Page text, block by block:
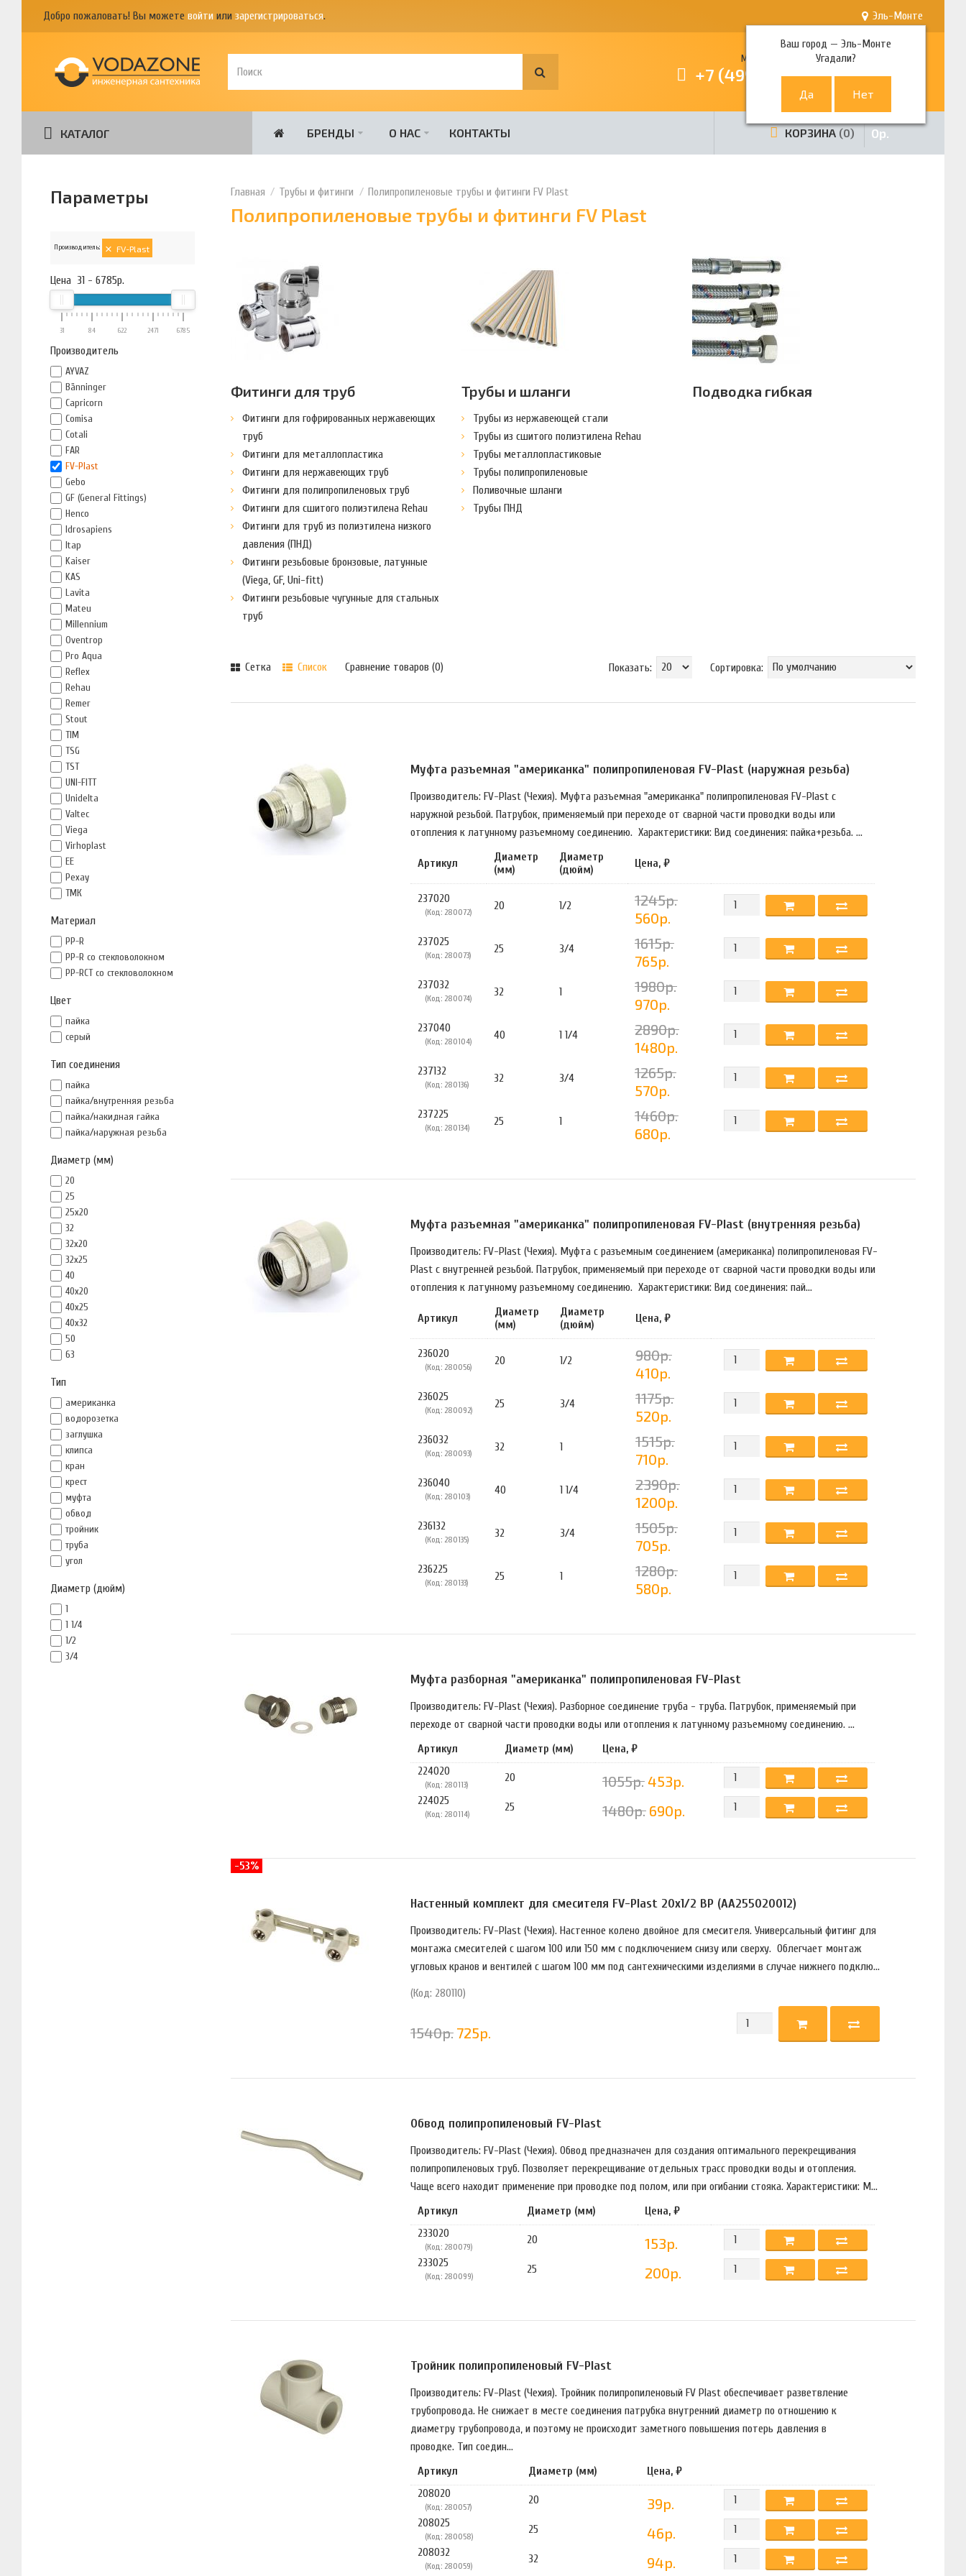
Добро пожаловать! Вы можете войти или зарегистрироваться. Эль-Монте
Ваш город —Эль-Монте
Угадали?
Многоканальный телефон
+7 (499) 380-80-80
КАТАЛОГ БРЕНДЫ О НАС КОНТАКТЫ КОРЗИНА 0 0р.
Трубы и фитинги Полипропиленовые трубы и фитинги FV Plast
Полипропиленовые трубы и фитинги FV Plast
Фитинги для труб
Фитинги для гофрированных нержавеющих
труб
Фитинги для металлопластика
Фитинги для нержавеющих труб
Фитинги для полипропиленовых труб
Фитинги для сшитого полиэтилена Rehau
Фитинги для труб из полиэтилена низкого
давления (ПНД)
Фитинги резьбовые бронзовые, латунные
(Viega, GF, Uni-fitt)
Фитинги резьбовые чугунные для стальных
труб
Трубы и шланги
Трубы из нержавеющей стали
Трубы из сшитого полиэтилена Rehau
Трубы металлопластиковые
Трубы полипропиленовые
Поливочные шланги
Трубы ПНД
Подводка гибкая
Сетка Список Сравнение товаров (0) Показать: Сортировка:
Муфта разъемная "американка" полипропиленовая FV-Plast (наружная резьба)
Производитель: FV-Plast (Чехия). Муфта разъемная "американка" полипропиленовая FV-Plast с
наружной резьбой. Патрубок, применяемый при переходе от сварной части проводки воды или
отопления к латунному разъемному соединению. Характеристики: Вид соединения: пайка+резьба. ...
Артикул
Диаметр
(мм)
Диаметр
(дюйм)
Цена, ₽
237020
(Код: 280072) 20 1/2
1245р.
560р.
237025
(Код: 280073) 25 3/4
1615р.
765р.
237032
(Код: 280074) 32 1
1980р.
970р.
237040
(Код: 280104) 40 1 1/4
2890р.
1480р.
237132
(Код: 280136) 32 3/4
1265р.
570р.
237225
(Код: 280134) 25 1
1460р.
680р.
Муфта разъемная "американка" полипропиленовая FV-Plast (внутренняя резьба)
Производитель: FV-Plast (Чехия). Муфта с разъемным соединением (американка) полипропиленовая FV-
Plast с внутренней резьбой. Патрубок, применяемый при переходе от сварной части проводки воды или
отопления к латунному разъемному соединению. Характеристики: Вид соединения: пай...
Артикул
Диаметр
(мм)
Диаметр
(дюйм)
Цена, ₽
236020
(Код: 280056) 20 1/2
980р.
410р.
236025
(Код: 280092) 25 3/4
1175р.
520р.
236032
(Код: 280093) 32 1
1515р.
710р.
236040
(Код: 280103) 40 1 1/4
2390р.
1200р.
236132
(Код: 280135) 32 3/4
1505р.
705р.
236225
(Код: 280133) 25 1
1280р.
580р.
Муфта разборная "американка" полипропиленовая FV-Plast
Производитель: FV-Plast (Чехия). Разборное соединение труба - труба. Патрубок, применяемый при
переходе от сварной части проводки воды или отопления к латунному разъемному соединению. ...
Артикул
Диаметр (мм)
Цена, ₽
224020
(Код: 280113)
20 1055р. 453р.
224025
(Код: 280114)
25 1480р. 690р.
Настенный комплект для смесителя FV-Plast 20х1/2 ВР (AA255020012)
Производитель: FV-Plast (Чехия). Настенное колено двойное для смесителя. Универсальный фитинг для
монтажа смесителей с шагом 100 или 150 мм с подключением снизу или сверху. Облегчает монтаж
угловых кранов и вентилей с шагом 100 мм под сантехническими изделиями в случае нижнего подклю...
(Код: 280110)
1540р. 725р.
-53%
Обвод полипропиленовый FV-Plast
Производитель: FV-Plast (Чехия). Обвод предназначен для создания оптимального перекрещивания
полипропиленовых труб. Позволяет перекрещивание отдельных трасс проводки воды и отопления.
Чаще всего находит применение при проводке под полом, или при огибании стояка. Характеристики: М...
Артикул
Диаметр (мм)
Цена, ₽
233020
(Код: 280079)
20 153р.
233025
(Код: 280099)
25 200р.
Тройник полипропиленовый FV-Plast
Производитель: FV-Plast (Чехия). Тройник полипропиленовый FV Plast обеспечивает разветвление
трубопровода. Не снижает в месте соединения патрубка внутренний диаметр по отношению к
диаметру трубопровода, и поэтому не происходит заметного повышения потерь давления в
проводке. Тип соедин...
Артикул
Диаметр (мм)
Цена, ₽
208020
(Код: 280057)
20 39р.
208025
(Код: 280058)
25 46р.
208032
(Код: 280059)
32 94р.
Параметры
Производитель: FV-Plast
Цена 31 -6785р.
31 84 622 2471 6785
Производитель
AYVAZ
Bänninger
Capricorn
Comisa
Cotali
FAR
FV-Plast
Gebo
GF (General Fittings)
Henco
Idrosapiens
Itap
Kaiser
KAS
Lavita
Mateu
Millennium
Oventrop
Pro Aqua
Reflex
Rehau
Remer
Stout
TIM
TSG
TST
UNI-FITT
Unidelta
Valtec
Viega
Virhoplast
ЕЕ
Рехау
ТМК
Материал
PP-R
PP-R со стекловолокном
PP-RCT со стекловолокном
Цвет
пайка
серый
Тип соединения
пайка
пайка/внутренняя резьба
пайка/накидная гайка
пайка/наружная резьба
Диаметр (мм)
20
25
25x20
32
32x20
32x25
40
40x20
40x25
40x32
50
63
Тип
американка
водорозетка
заглушка
клипса
кран
крест
муфта
обвод
тройник
труба
угол
Диаметр (дюйм)
1
1 1/4
1/2
3/4